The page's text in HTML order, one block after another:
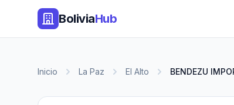
BoliviaHub
Inicio La Paz El Alto BENDEZU